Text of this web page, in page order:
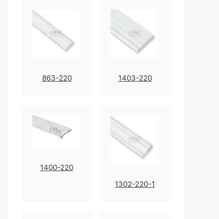
863-220 1403-220
1400-220
1302-220-1